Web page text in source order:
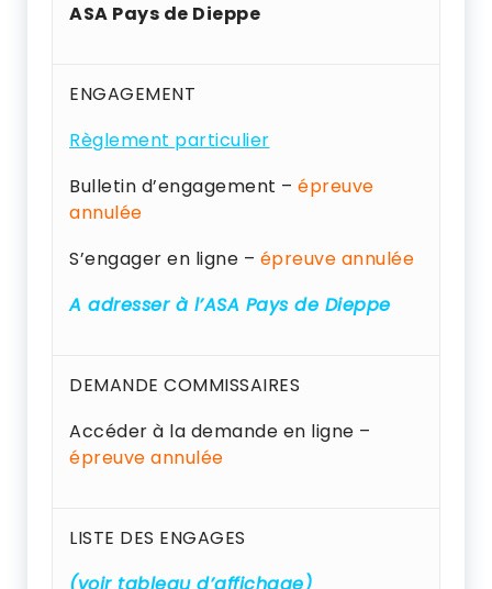
ASA Pays de Dieppe
ENGAGEMENT
Règlement particulier
Bulletin d’engagement – épreuve
annulée
S’engager en ligne – épreuve annulée
A adresser à l’ASA Pays de Dieppe
DEMANDE COMMISSAIRES
Accéder à la demande en ligne –
épreuve annulée
LISTE DES ENGAGES